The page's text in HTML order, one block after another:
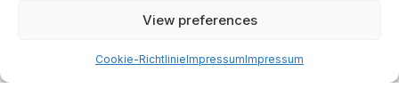
View preferences
Cookie-RichtlinieImpressumImpressum
Kapital Prognosen